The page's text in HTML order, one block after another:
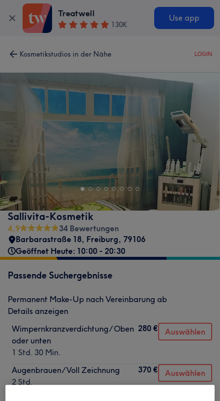
Treatwell
130K
Use app
Kosmetikstudios in der Nähe LOGIN
Sallivita-Kosmetik
4,9
34 Bewertungen
Barbarastraße 18, Freiburg, 79106
Geöffnet Heute: 10:00 - 20:30
Passende Suchergebnisse
Permanent Make-Up nach Vereinbarung ab
Details anzeigen
Wimpernkranzverdichtung/ Oben
oder unten
1 Std. 30 Min.
280 € Auswählen
Augenbrauen/Voll Zeichnung
2 Std.
370 € Auswählen